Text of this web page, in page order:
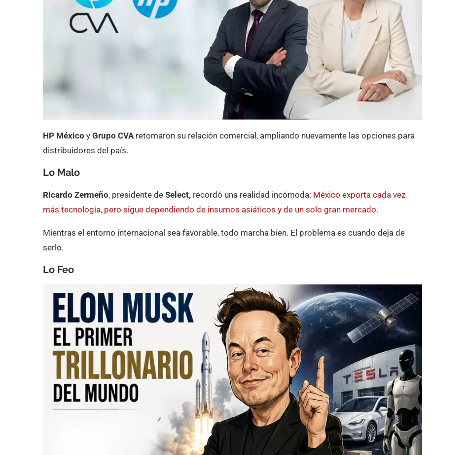
HP México y Grupo CVAretomaron su relación comercial, ampliando nuevamente las opciones para
distribuidores del país.
Lo Malo
Ricardo Zermeño, presidente de Select, recordó una realidad incómoda: México exporta cada vez
más tecnología, pero sigue dependiendo de insumos asiáticos y de un solo gran mercado.
Mientras el entorno internacional sea favorable, todo marcha bien. El problema es cuando deja de
serlo.
Lo Feo